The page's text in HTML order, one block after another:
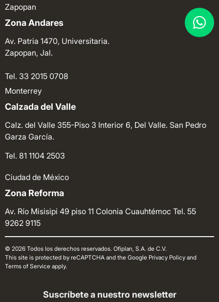
Zapopan
Zona Andares
Av. Patria 1470, Universitaria.
Zapopan, Jal.
Tel. 33 2015 0708
Monterrey
Calzada del Valle
Calz. del Valle 355-Piso 3 Interior 6, Del Valle. San Pedro
Garza García.
Tel. 81 1104 2503
Ciudad de México
Zona Reforma
Av. Río Misisipi 49 piso 11 Colonia Cuauhtémoc Tel. 55
9262 9115
© 2026 Todos los derechos reservados. Ofiplan, S.A. de C.V.
This site is protected by reCAPTCHA and the Google Privacy Policy and
Terms of Service apply.
Suscríbete a nuestro newsletter